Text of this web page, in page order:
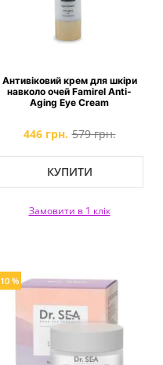
Антивіковий крем для шкіри
навколо очей Famirel Anti-
Aging Eye Cream
446 грн. 579 грн.
КУПИТИ
Замовити в 1 клік
%